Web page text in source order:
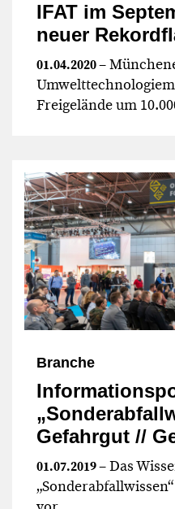
IFAT im
neuer
01.04.2020–
Freigelände um
Branche
Gefahrgut //
01.07.2019– Das